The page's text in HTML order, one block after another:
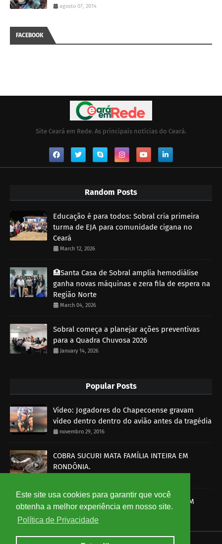
Este site usa cookies para garantir que você
obtenha a melhor experiência em nosso site.
Política de Privacidade
agosto 07, 2014
FACEBOOK
Site Ceará em Rede. As principais notícias do Ceará.
Random Posts
Educação é para todos: Sobral cria primeira
turma de EJA para comunidade cigana no
Ceará
March 12, 2026
🏥Santa Casa de Sobral amplia hemodiálise
ganha novas máquinas e zera fila de espera na
Região Norte
March 04, 2026
Sobral começa a planejar ações preventivas
para a Quadra Chuvosa 2026
January 14, 2026
Popular Posts
Vídeo: Jogadores do Chapecoense gravam
vídeo dentro dentro do avião antes da tragédia
novembro 29, 2016
COBRA SUCURI MATA FAMÍLIA INTEIRA EM
RONDÔNIA.
SOBRAL-CE: HOMEM É MORTO A BALA E PM
DETÉM UM SUSPEITO
setembro 15, 2014